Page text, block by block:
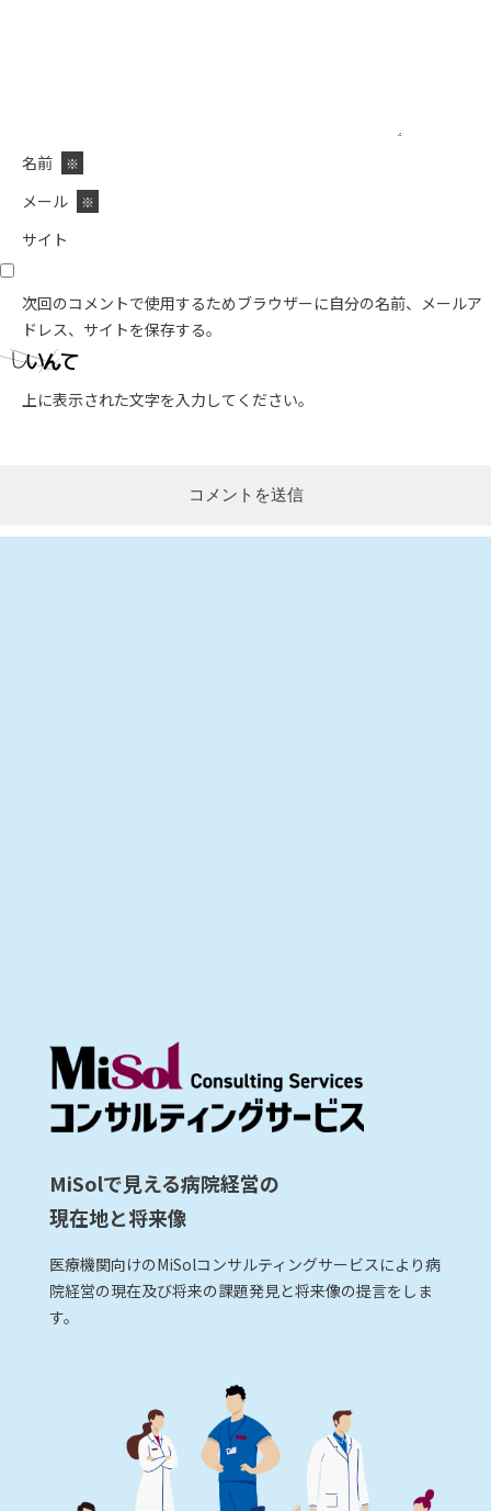
名前 ※
メール ※
サイト
次回のコメントで使用するためブラウザーに自分の名前、メールア
ドレス、サイトを保存する。
上に表示された文字を入力してください。
MiSolで見える病院経営の
現在地と将来像
医療機関向けのMiSolコンサルティングサービスにより病
院経営の現在及び将来の課題発見と将来像の提言をしま
す。